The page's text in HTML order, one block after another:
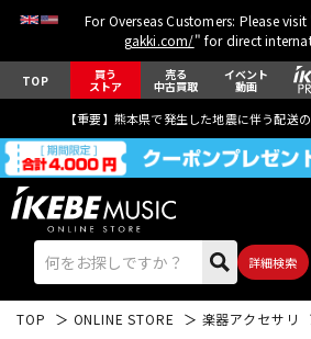
For Overseas Customers: Please
gakki.com/" for direct
TOP 買う
ストア
売る
中古買取
イベント
動画
【重要】熊本県で発生した地震に伴う配送
詳細検索
TOP ONLINE STORE 楽器アクセサリ